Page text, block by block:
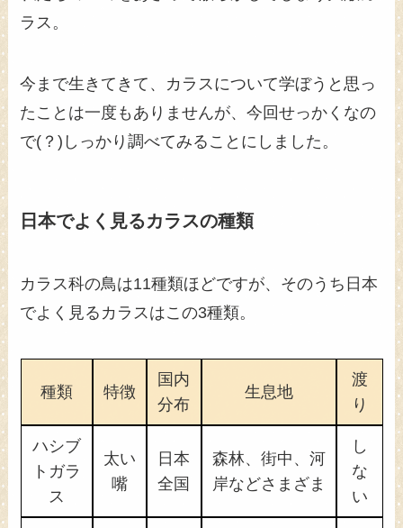
ラス。
今まで生きてきて、カラスについて学ぼうと思っ
たことは一度もありませんが、今回せっかくなの
で(？)しっかり調べてみることにしました。
日本でよく見るカラスの種類
カラス科の鳥は11種類ほどですが、そのうち日本
でよく見るカラスはこの3種類。
種類 特徴
国内
分布
生息地
渡
り
ハシブ
トガラ
ス
太い
嘴
日本
全国
森林、街中、河
岸などさまざま
し
な
い